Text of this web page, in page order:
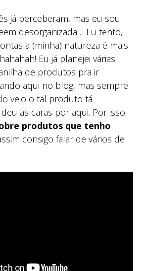
já perceberam, mas eu sou
desorganizada… Eu tento,
a (minha) natureza é mais
Eu já planejei várias
de produtos pra ir
aqui no blog, mas sempre
vejo o tal produto tá
as caras por aqui. Por isso
produtos que tenho
consigo falar de vários de